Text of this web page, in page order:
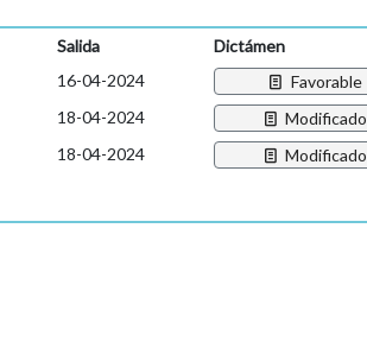
Salida
Dictámen
16-04-2024
Favorable
18-04-2024
Modificado
18-04-2024 Modificado